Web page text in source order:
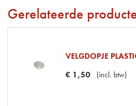
Gerelateerde
VELGDOPJE
€ 1,50 (incl. btw)